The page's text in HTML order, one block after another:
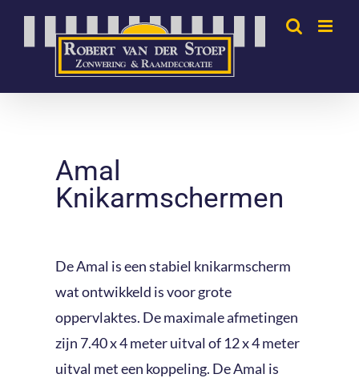
Amal
Knikarmschermen
De Amal is een stabiel knikarmscherm
wat ontwikkeld is voor grote
oppervlaktes. De maximale afmetingen
zijn 7.40 x 4 meter uitval of 12 x 4 meter
uitval met een koppeling. De Amal is